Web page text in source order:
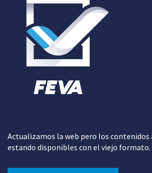
Actualizamos la web pero los
estando disponibles con el viejo formato.